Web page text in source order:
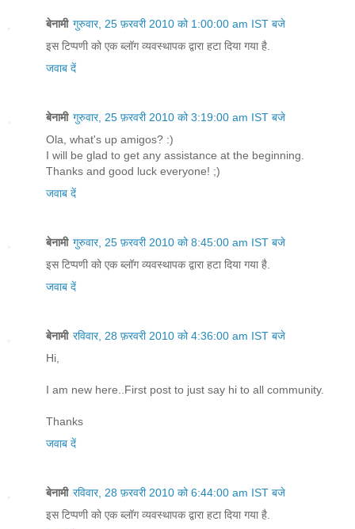
बेनामी गुरुवार, 25 फ़रवरी 2010 को 1:00:00 am IST बजे
इस टिप्पणी को एक ब्लॉग व्यवस्थापक द्वारा हटा दिया गया है.
जवाब दें
बेनामी गुरुवार, 25 फ़रवरी 2010 को 3:19:00 am IST बजे
Ola, what's up amigos? :)
I will be glad to get any assistance at the beginning.
Thanks and good luck everyone! ;)
जवाब दें
बेनामी गुरुवार, 25 फ़रवरी 2010 को 8:45:00 am IST बजे
इस टिप्पणी को एक ब्लॉग व्यवस्थापक द्वारा हटा दिया गया है.
जवाब दें
बेनामी रविवार, 28 फ़रवरी 2010 को 4:36:00 am IST बजे
Hi,
I am new here..First post to just say hi to all community.
Thanks
जवाब दें
बेनामी रविवार, 28 फ़रवरी 2010 को 6:44:00 am IST बजे
इस टिप्पणी को एक ब्लॉग व्यवस्थापक द्वारा हटा दिया गया है.